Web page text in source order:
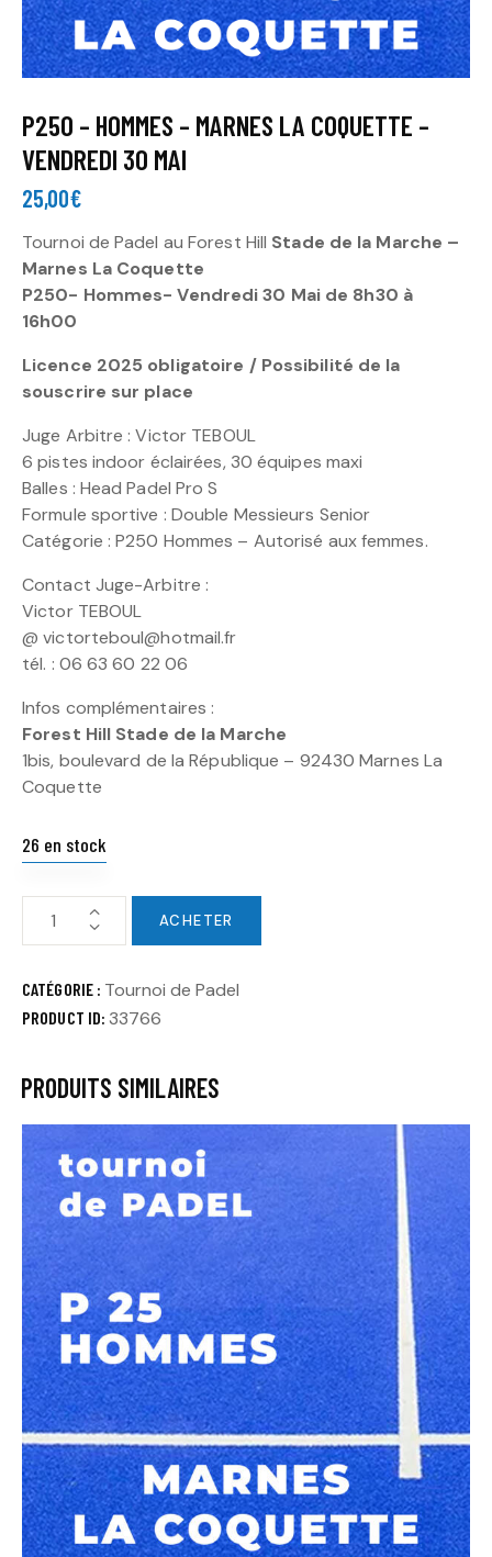
P250 – HOMMES – MARNES LA COQUETTE –
VENDREDI 30 MAI
25,00€
Tournoi de Padel au Forest Hill Stade de la Marche –
Marnes La Coquette
P250- Hommes- Vendredi 30 Mai de 8h30 à
16h00
Licence 2025 obligatoire / Possibilité de la
souscrire sur place
Juge Arbitre : Victor TEBOUL
6 pistes indoor éclairées, 30 équipes maxi
Balles : Head Padel Pro S
Formule sportive : Double Messieurs Senior
Catégorie : P250 Hommes – Autorisé aux femmes.
Contact Juge-Arbitre :
Victor TEBOUL
@ victorteboul@hotmail.fr
tél. : 06 63 60 22 06
Infos complémentaires :
Forest Hill Stade de la Marche
1bis, boulevard de la République – 92430 Marnes La
Coquette
26 en stock
ACHETER
CATÉGORIE : Tournoi de Padel
PRODUCT ID: 33766
PRODUITS SIMILAIRES